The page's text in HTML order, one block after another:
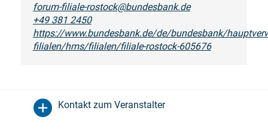
forum-filiale-rostock@bundesbank.de
+49 381 2450
https://www.bundesbank.de/de/bundesbank/
filialen/hms/filialen/filiale-rostock-605676
Kontakt zum Veranstalter